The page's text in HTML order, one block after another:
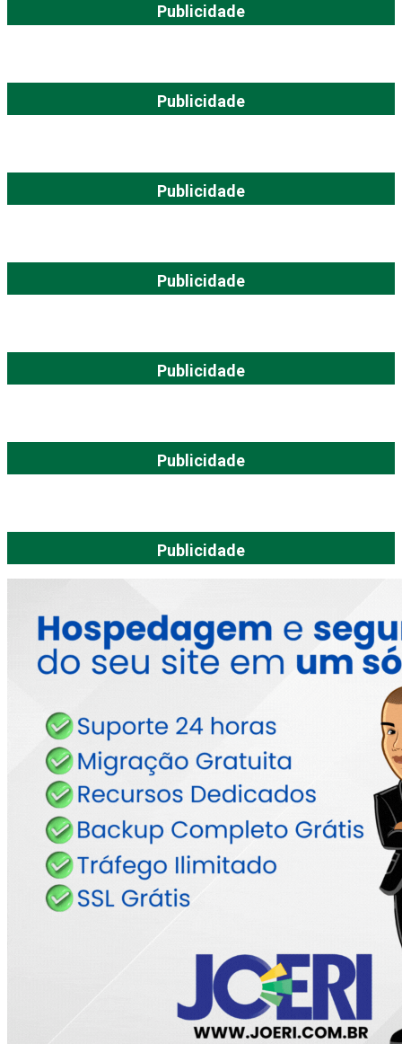
Publicidade
Publicidade
Publicidade
Publicidade
Publicidade
Publicidade
Publicidade